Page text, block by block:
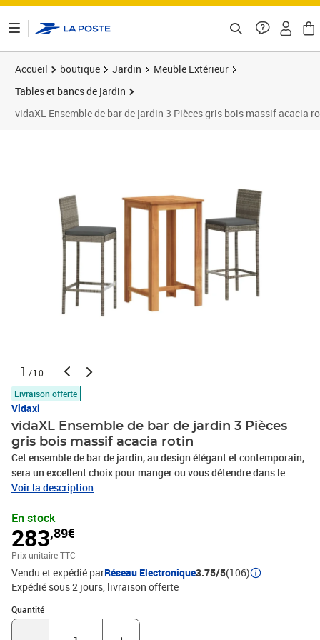
Accueil boutique Jardin
Meuble Extérieur
Tables et bancs de jardin
vidaXL Ensemble de bar de jardin 3 Pièces gris bois massif acacia
1 /10
Livraison offerte
Vidaxl
vidaXL Ensemble de bar de jardin 3 Pièces
gris bois massif acacia rotin
Cet ensemble de bar de jardin, au design élégant et contemporain,
sera un excellent choix pour manger ou vous détendre dans le
jardin. Matériau durable : la résine tressée, également connue
nécessitant peu d'entretien qui ressemble au rotin naturel. Elle est
légère, facile à nettoyer et couramment utilisée pour les produits
d'extérieur en raison de sa durabilité et de ses propriétés de
résistance aux intempéries. Fabriqués en résine tressée légère, ces
tabourets de bar sont robustes et faciles à déplacer. Plateau de
table robuste : le bois d’acacia massif est un beau matériau
naturel. Le bois d’acacia est un bois dur tropical, dense, robuste et
durable. Fabriquée en bois d’acacia massif, cette table de bar est
Voir la description
En stock
283,89€
Prix unitaire TTC
Vendu et expédié parRéseau Electronique3.75/5(106)
Expédié sous 2 jours livraison offerte
Quantité
Quantité : 1